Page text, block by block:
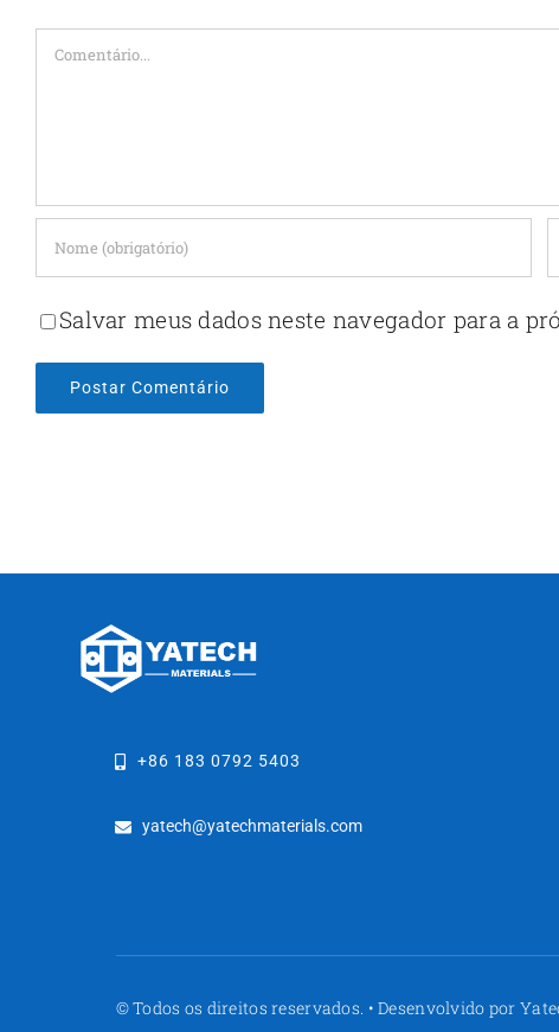
Comentário
Salvar meus dados neste navegador para a
+86 183 0792 5403
yatech@yatechmaterials.com
© Todos os direitos reservados. • Desenvolvido por